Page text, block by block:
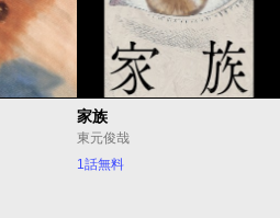
家族
東元俊哉
1話無料